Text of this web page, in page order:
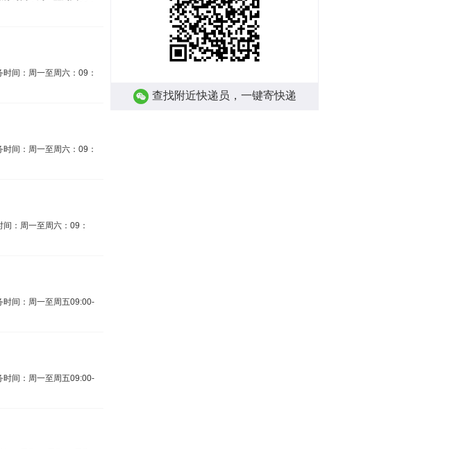
间：周一至周六：09：
间：周一至周六：09：
：周一至周六：09：
时间：周一至周五09:00-
时间：周一至周五09:00-
查找附近快递员，一键寄快递